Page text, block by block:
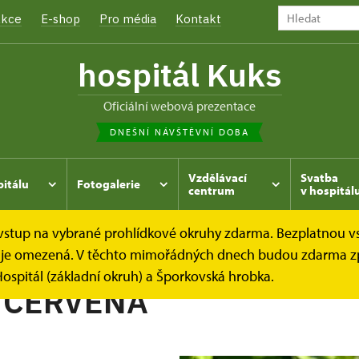
E-shop Pro média Kontakt
hospitál Kuks
oficiální webová prezentace
DNEŠNÍ NÁVŠTĚVNÍ DOBA
Fotogalerie
Vzdělávací
centrum
Svatba
v
na vybrané prohlídkové okruhy zdarma. Bezplatnou
omezená. V těchto mimořádných dnech budou zdarma
(základní okruh) a Šporkovská hrobka.
Kukský herbář - aneb co u nás roste... MAVUŇ